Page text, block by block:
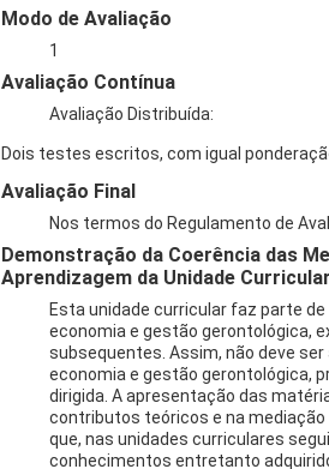
Modo de Avaliação
1
Avaliação Contínua
Avaliação Distribuída:
Dois testes escritos, com igual
Avaliação Final
Nos termos do Regulamento de
Demonstração da Coerência das
Aprendizagem da Unidade
Esta unidade curricular faz parte
economia e gestão gerontológica,
subsequentes. Assim, não deve
economia e gestão gerontológica,
dirigida. A apresentação das
contributos teóricos e na
que, nas unidades curriculares
conhecimentos entretanto